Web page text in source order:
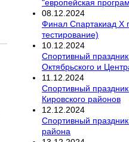
"европейская
08 12 2024
Финал Спартакиад Х
тестирование)
10 12 2024
Спортивный
Октябрьского и
11 12 2024
Спортивный
Кировского районов
12 12 2024
Спортивный
района